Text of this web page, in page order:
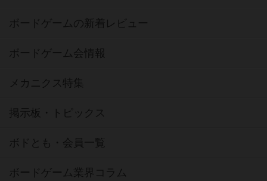
ボードゲームの新着レビュー
ボードゲーム会情報
メカニクス特集
掲示板・トピックス
ボドとも・会員一覧
ボードゲーム業界コラム